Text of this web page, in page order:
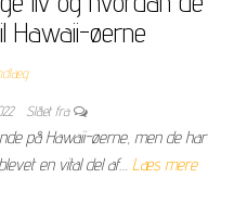
Hawaii-øerne
Slået fra
på Hawaii-øerne, men de har
en vital del af… Læs mere